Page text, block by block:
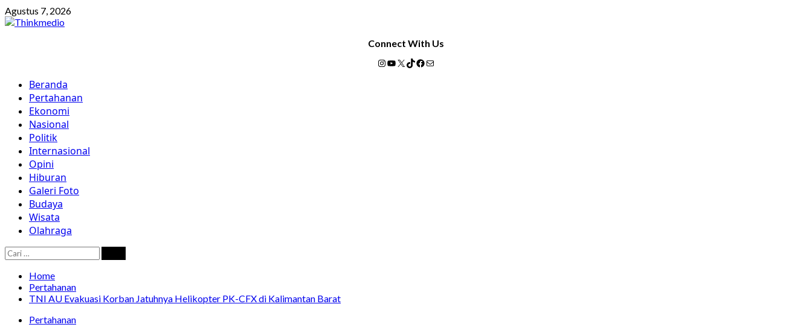
Skip
to
Agustus 7, 2026
Connect With Us
Instagram
YouTube
X TikTok
Facebook
Mail
Primary
Menu
Beranda
Pertahanan
Ekonomi
Nasional
Politik
Internasional
Opini
Hiburan
Galeri Foto
Budaya
Wisata
Olahraga
Cari
untuk:
Home
Pertahanan
TNI AU Evakuasi Korban Jatuhnya Helikopter PK-CFX di Kalimantan Barat
Pertahanan